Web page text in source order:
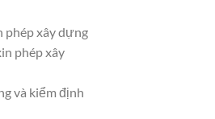
phép xây dựng
phép xây
và kiểm định